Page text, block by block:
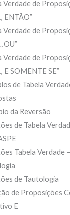
Verdade de
ENTÃO”
Verdade de
Verdade de
E SOMENTE SE”
de Tabela
da Reversão
de Tabela
Tabela Verdade
de Tautologia
de Proposições
E